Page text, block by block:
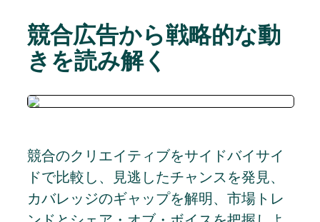
競合広告から戦略的な動
きを読み解く
競合のクリエイティブをサイドバイサイ
ドで比較し、見逃したチャンスを発見、
カバレッジのギャップを解明、市場トレ